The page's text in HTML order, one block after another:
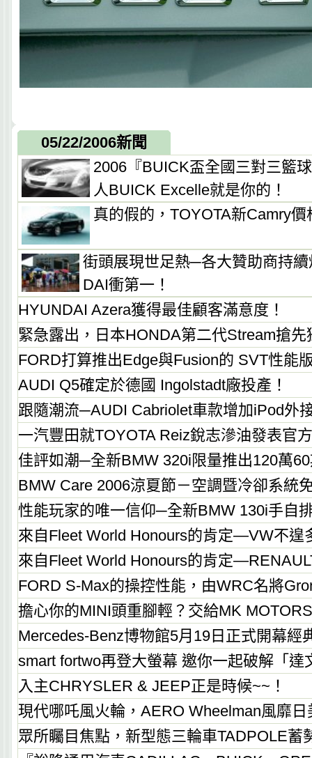
05/22/2006新聞
2006『BUICK盃全國三對三籃
人BUICK Excelle就是你的！
真的假的，TOYOTA新Camry
街頭展現世足熱─各大贊助商持
DAI衝第一！
HYUNDAI Azera獲得最佳顧客滿意度！
緊急露出，日本HONDA第二代Stream搶先
FORD打算推出Edge與Fusion的 SVT性能
AUDI Q5確定於德國 Ingolstadt廠投產！
跟隨潮流─AUDI Cabriolet車款增加iPod外
一汽豐田就TOYOTA Reiz銳志滲油發表官
佳評如潮─全新BMW 320i限量推出120萬
BMW Care 2006涼夏節－空調暨冷卻系統
性能玩家的唯一信仰─全新BMW 130i手自
來自Fleet World Honours的肯定—VW不遑
來自Fleet World Honours的肯定
FORD S-Max的操控性能，由WRC名將
擔心你的MINI頭重腳輕？交給MK
Mercedes-Benz博物館5月19日正式開幕經
smart fortwo再登大螢幕 邀你一起破解「達
入主CHRYSLER & JEEP正是時候~~！
現代哪吒風火輪，AERO Wheelman風靡日
眾所矚目焦點，新型態三輪車TADPOLE蓄